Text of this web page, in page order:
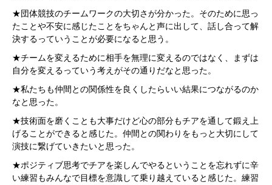
★団体競技のチームワークの大切さが分かった。そのために思っ
たことや不安に感じたことをちゃんと声に出して、話し合って解
決するっていうことが必要になると思う。
★チームを変えるために相手を無理に変えるのではなく、まずは
自分を変えるっていう考えがその通りだなと思った。
★私たちも仲間との関係性を良くしたらいい結果につながるのか
なと思った。
★技術面を磨くことも大事だけど心の部分もチアを通して鍛え上
げることができると感じた。仲間との関わりをもっと大切にして
演技に繋げていきたいと思った。
★ポジティブ思考でチアを楽しんでやるということを忘れずに辛
い練習もみんなで目標を意識して乗り越えていると感じた。練習